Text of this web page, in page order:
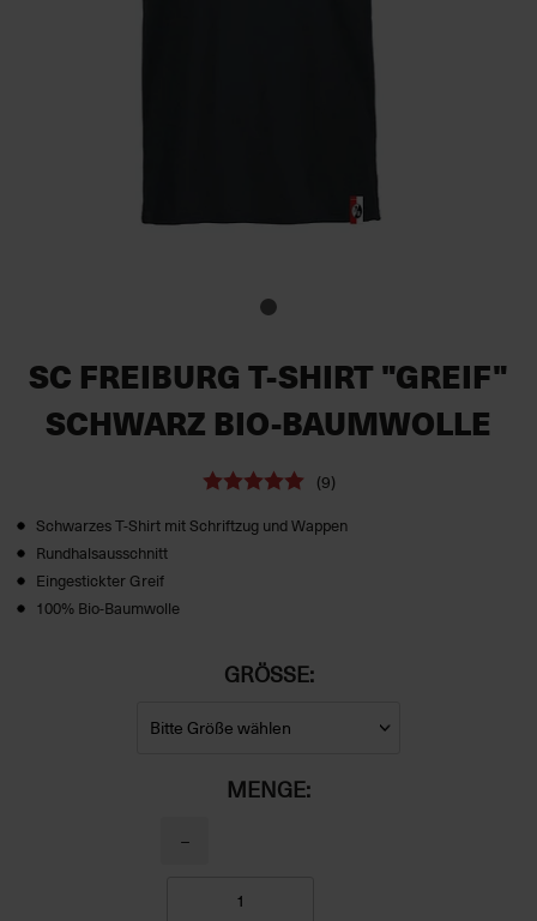
SC FREIBURG T-SHIRT "GREIF"
SCHWARZ BIO-BAUMWOLLE
(9)
Schwarzes T-Shirt mit Schriftzug und Wappen
Rundhalsausschnitt
Eingestickter Greif
100% Bio-Baumwolle
GRÖSSE:
MENGE:
−